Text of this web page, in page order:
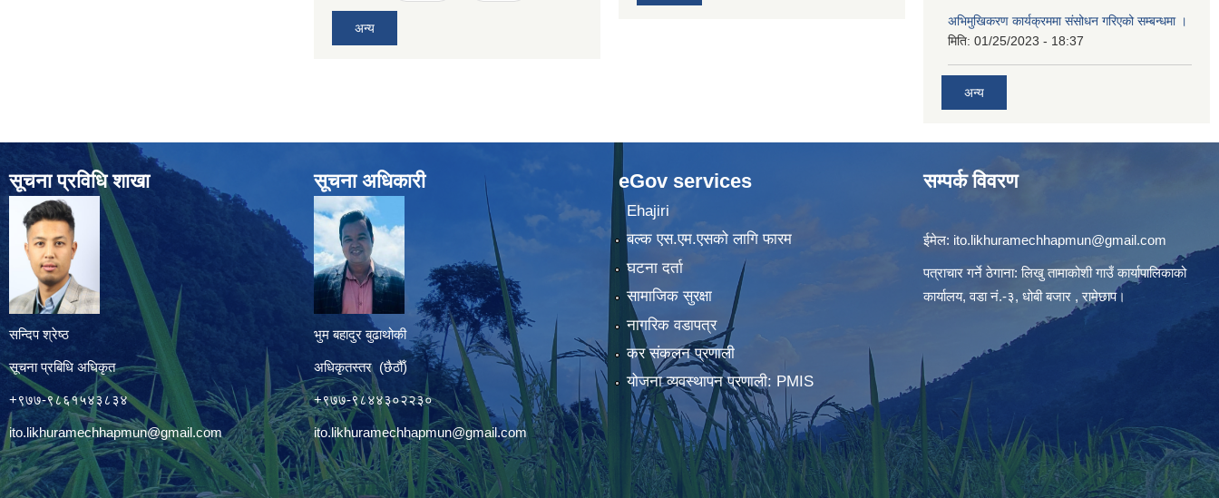
अन्य
अभिमुखिकरण कार्यक्रममा संसोधन गरिएको सम्बन्धमा ।
मिति: 01/25/2023 - 18:37
अन्य
सूचना प्रविधि शाखा
सन्दिप श्रेष्ठ
सूचना प्रबिधि अधिकृत
+९७७-९८६१५४३८३४
ito.likhuramechhapmun@gmail.com
सूचना अधिकारी
भुम बहादुर बुढाथोकी
अधिकृतस्तर (छैठौँ)
+९७७-९८४४३०२२३०
ito.likhuramechhapmun@gmail.com
eGov services
Ehajiri
बल्क एस.एम.एसको लागि फारम
घटना दर्ता
सामाजिक सुरक्षा
नागरिक वडापत्र
कर संकलन प्रणाली
योजना व्यवस्थापन प्रणाली: PMIS
सम्पर्क विवरण
ईमेल: ito.likhuramechhapmun@gmail.com
पत्राचार गर्ने ठेगाना: लिखु तामाकोशी गाउँ कार्यापालिकाको
कार्यालय, वडा नं.-३, धोबी बजार , रामेछाप।